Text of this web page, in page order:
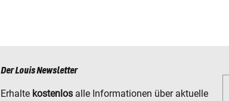
Der Louis Newsletter
Erhalte kostenlos alle Informationen über aktuelle